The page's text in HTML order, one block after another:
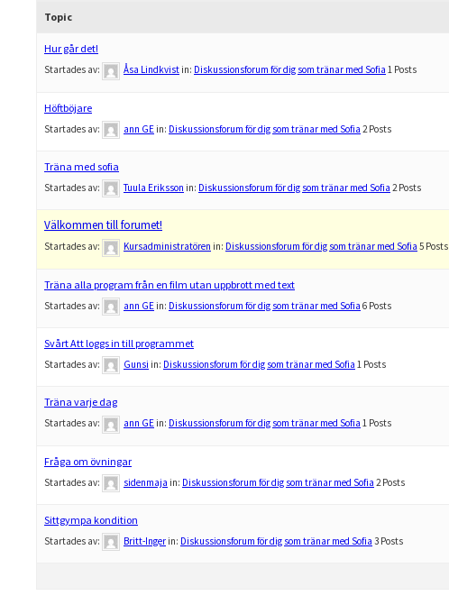
Topic
Hur går det!
Startades av: Åsa Lindkvist in: Diskussionsforum för dig som tränar med Sofia 1 Posts
Höftböjare
Startades av: ann GE in: Diskussionsforum för dig som tränar med Sofia 2 Posts
Träna med sofia
Startades av: Tuula Eriksson in: Diskussionsforum för dig som tränar med Sofia 2 Posts
Välkommen till forumet!
Startades av: Kursadministratören in: Diskussionsforum för dig som tränar med Sofia 5 Posts
Träna alla program från en film utan uppbrott med text
Startades av: ann GE in: Diskussionsforum för dig som tränar med Sofia 6 Posts
Svårt Att loggs in till programmet
Startades av: Gunsi in: Diskussionsforum för dig som tränar med Sofia 1 Posts
Träna varje dag
Startades av: ann GE in: Diskussionsforum för dig som tränar med Sofia 1 Posts
Fråga om övningar
Startades av: sidenmaja in: Diskussionsforum för dig som tränar med Sofia 2 Posts
Sittgympa kondition
Startades av: Britt-Inger in: Diskussionsforum för dig som tränar med Sofia 3 Posts